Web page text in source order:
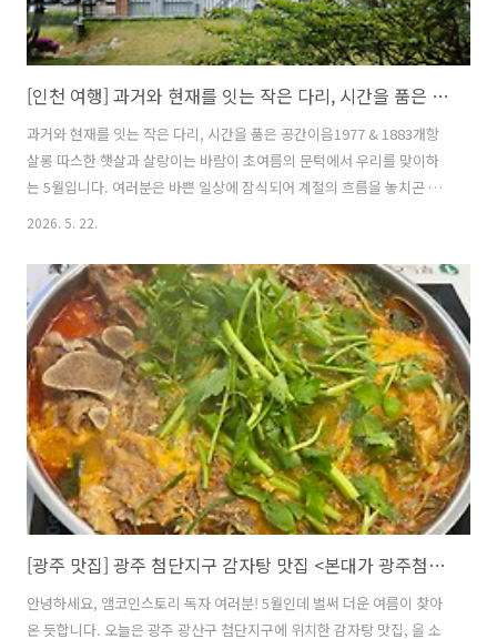
[인천 여행] 과거와 현재를 잇는 작은 다리, 시간을 품은 공간, 이음1977 & 1883개항살롱 1편
과거와 현재를 잇는 작은 다리, 시간을 품은 공간이음1977 & 1883개항
살롱 따스한 햇살과 살랑이는 바람이 초여름의 문턱에서 우리를 맞이하
는 5월입니다. 여러분은 바쁜 일상에 잠식되어 계절의 흐름을 놓치곤 하
지 않으신지요. 안녕하세요, 앰코인스토리 가족 여러분! 이번 여행은 인
니다. 나란히 붙어 있는 두 개의 건축물, 과거와 현재가 서로를 비추며 이
어지는 특별한 공간으로 함께 떠나볼까요?이음 1977, 벽돌에 새겨진 건
축의 시1977년에 지어진 은 한국 현대 건축의 거장 김수근 건축가의 설
계로 유명합니다. 집은 ‘건축은 빛과 벽돌이 짓는 시’라는 신념을 가진 그
는 자연광과 벽돌의 질감을 이용해 공간을 시처럼 엮었는데요, 당시 부..
2026. 5. 22.
[광주 맛집] 광주 첨단지구 감자탕 맛집 <본대가 광주첨단점>을 추천합니다!
안녕하세요, 앰코인스토리 독자 여러분! 5월인데 벌써 더운 여름이 찾아
온 듯합니다. 오늘은 광주 광산구 첨단지구에 위치한 감자탕 맛집, 을 소